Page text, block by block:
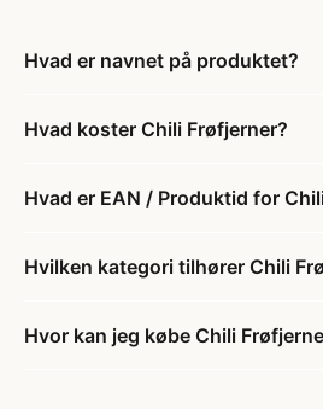
Hvad er navnet på produktet?
Hvad koster Chili Frøfjerner?
Hvad er EAN / Produktid for
Hvilken kategori tilhører Chili
Hvor kan jeg købe Chili